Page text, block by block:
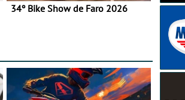
34º Bike Show de Faro 2026